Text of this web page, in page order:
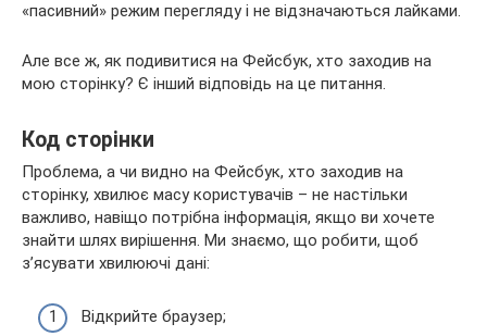
«пасивний» режим перегляду і не відзначаються лайками.
Але все ж, як подивитися на Фейсбук, хто заходив на
мою сторінку? Є інший відповідь на це питання.
Код сторінки
Проблема, а чи видно на Фейсбук, хто заходив на
сторінку, хвилює масу користувачів – не настільки
важливо, навіщо потрібна інформація, якщо ви хочете
знайти шлях вирішення. Ми знаємо, що робити, щоб
з’ясувати хвилюючі дані:
Відкрийте браузер;